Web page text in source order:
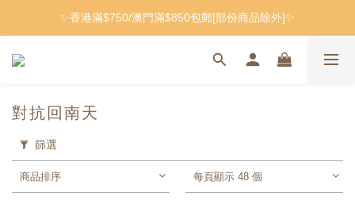
✨香港滿$750/澳門滿$850包郵[部份商品除外]✨
對抗回南天
篩選
商品排序 每頁顯示 48 個